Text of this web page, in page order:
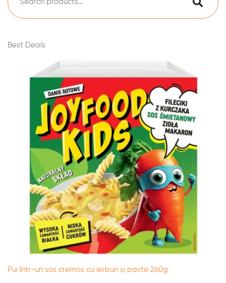
Best Deals
Pui într-un sos cremos cu ierburi și paste 260g